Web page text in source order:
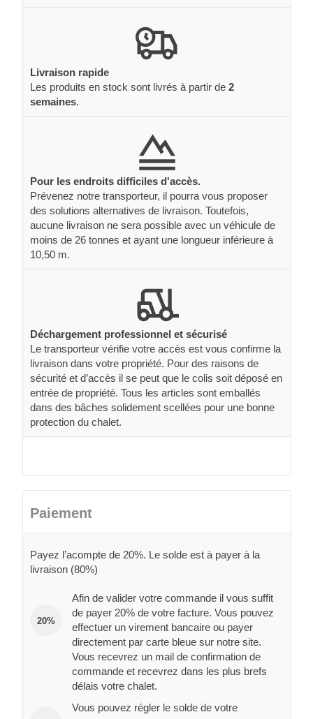
Livraison rapide
Les produits en stock sont livrés à partir de 2
semaines.
Pour les endroits difficiles d'accès.
Prévenez notre transporteur, il pourra vous proposer
des solutions alternatives de livraison. Toutefois,
aucune livraison ne sera possible avec un véhicule de
moins de 26 tonnes et ayant une longueur inférieure à
10,50 m.
Déchargement professionnel et sécurisé
Le transporteur vérifie votre accès est vous confirme la
livraison dans votre propriété. Pour des raisons de
sécurité et d’accès il se peut que le colis soit déposé en
entrée de propriété. Tous les articles sont emballés
dans des bâches solidement scellées pour une bonne
protection du chalet.
Paiement
Payez l’acompte de 20%. Le solde est à payer à la
livraison (80%)
20%
Afin de valider votre commande il vous suffit
de payer 20% de votre facture. Vous pouvez
effectuer un virement bancaire ou payer
directement par carte bleue sur notre site.
Vous recevrez un mail de confirmation de
commande et recevrez dans les plus brefs
délais votre chalet.
Vous pouvez régler le solde de votre